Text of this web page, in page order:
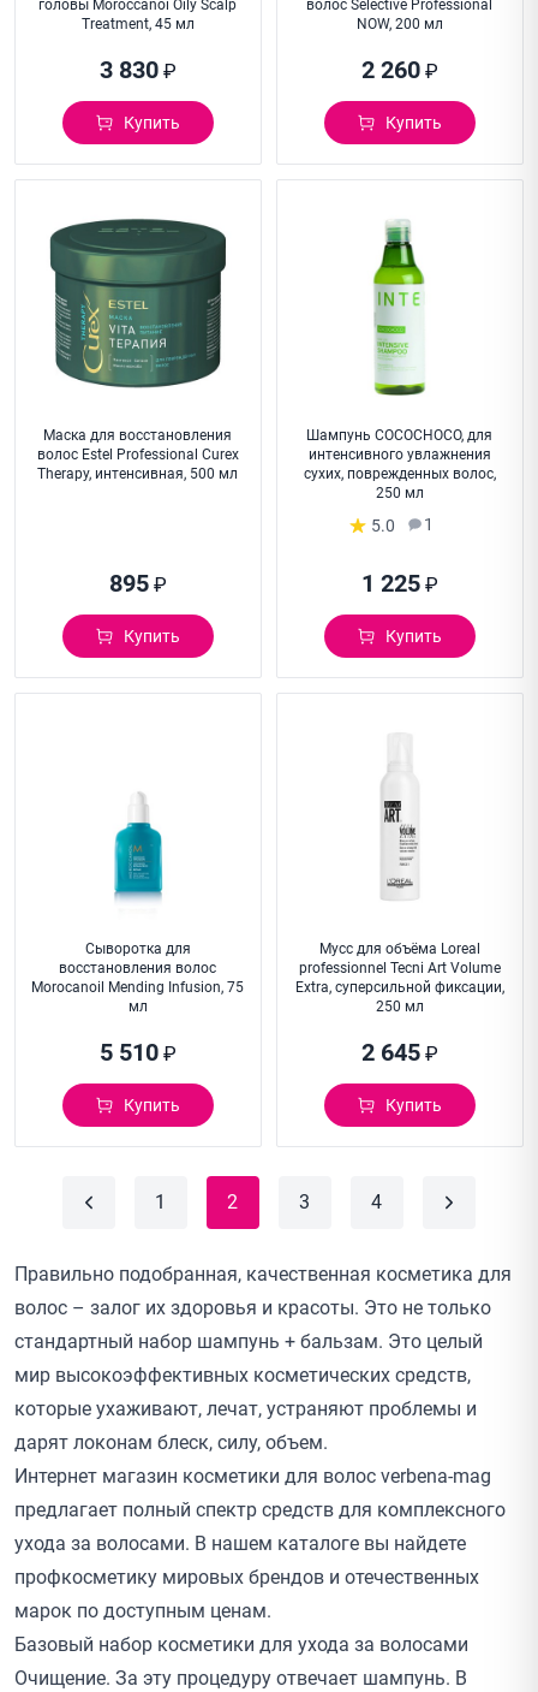
головы Moroccanoi Oily Scalp
Treatment, 45 мл
3 830₽
Купить
волос Selective Professional
NOW, 200 мл
2 260₽
Купить
Маска для восстановления
волос Estel Professional Curex
Therapy, интенсивная, 500 мл
895₽
Купить
Шампунь COCOCHOCO, для
интенсивного увлажнения
сухих, поврежденных волос,
250 мл
5.0 1
1 225₽
Купить
Сыворотка для
восстановления волос
Morocanoil Mending Infusion, 75
мл
5 510₽
Купить
Мусс для объёма Loreal
professionnel Tecni Art Volume
Extra, суперсильной фиксации,
250 мл
2 645₽
Купить
1 2 3 4
Правильно подобранная, качественная косметика для
волос – залог их здоровья и красоты. Это не только
стандартный набор шампунь + бальзам. Это целый
мир высокоэффективных косметических средств,
которые ухаживают, лечат, устраняют проблемы и
дарят локонам блеск, силу, объем.
Интернет магазин косметики для волос verbena-mag
предлагает полный спектр средств для комплексного
ухода за волосами. В нашем каталоге вы найдете
профкосметику мировых брендов и отечественных
марок по доступным ценам.
Базовый набор косметики для ухода за волосами
Очищение. За эту процедуру отвечает шампунь. В